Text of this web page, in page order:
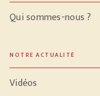
Qui sommes-nous ?
NOTRE ACTUALITÉ
Vidéos